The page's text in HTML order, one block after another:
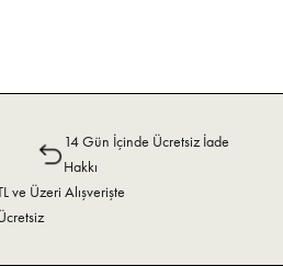
14 Gün İçinde Ücretsiz İade
Hakkı
ve Üzeri Alışverişte